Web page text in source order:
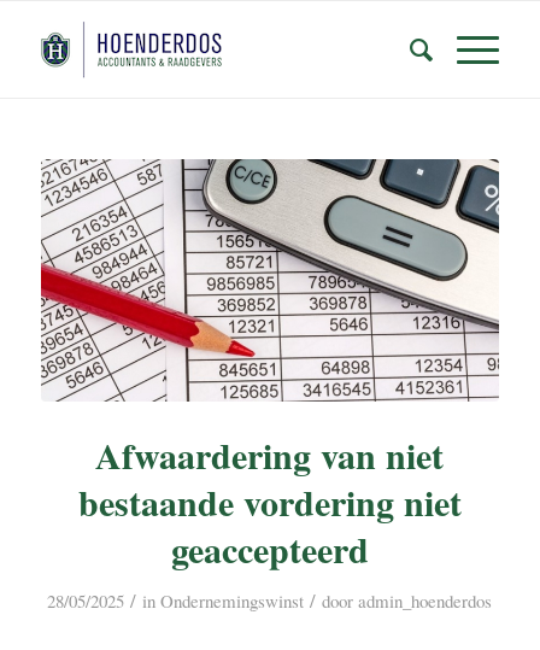
Afwaardering van niet
bestaande vordering niet
geaccepteerd
28/05/2025 / inOndernemingswinst / dooradmin_hoenderdos